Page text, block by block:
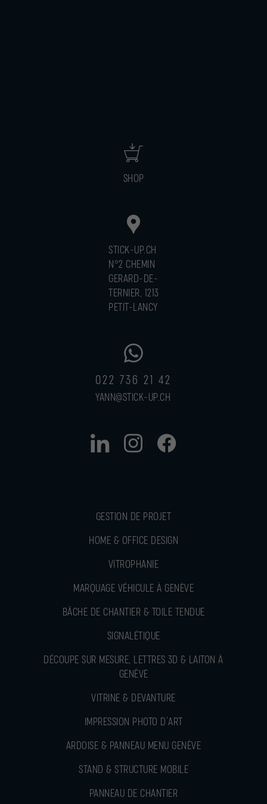
SHOP
STICK-UP.CH
N°2 CHEMIN
GERARD-DE-
TERNIER, 1213
PETIT-LANCY
022 736 21 42
YANN@STICK-UP.CH
GESTION DE PROJET
HOME & OFFICE DESIGN
VITROPHANIE
MARQUAGE VÉHICULE À GENÈVE
BÂCHE DE CHANTIER & TOILE TENDUE
SIGNALÉTIQUE
DÉCOUPE SUR MESURE, LETTRES 3D & LAITON À
GENÈVE
VITRINE & DEVANTURE
IMPRESSION PHOTO D’ART
ARDOISE & PANNEAU MENU GENÈVE
STAND & STRUCTURE MOBILE
PANNEAU DE CHANTIER